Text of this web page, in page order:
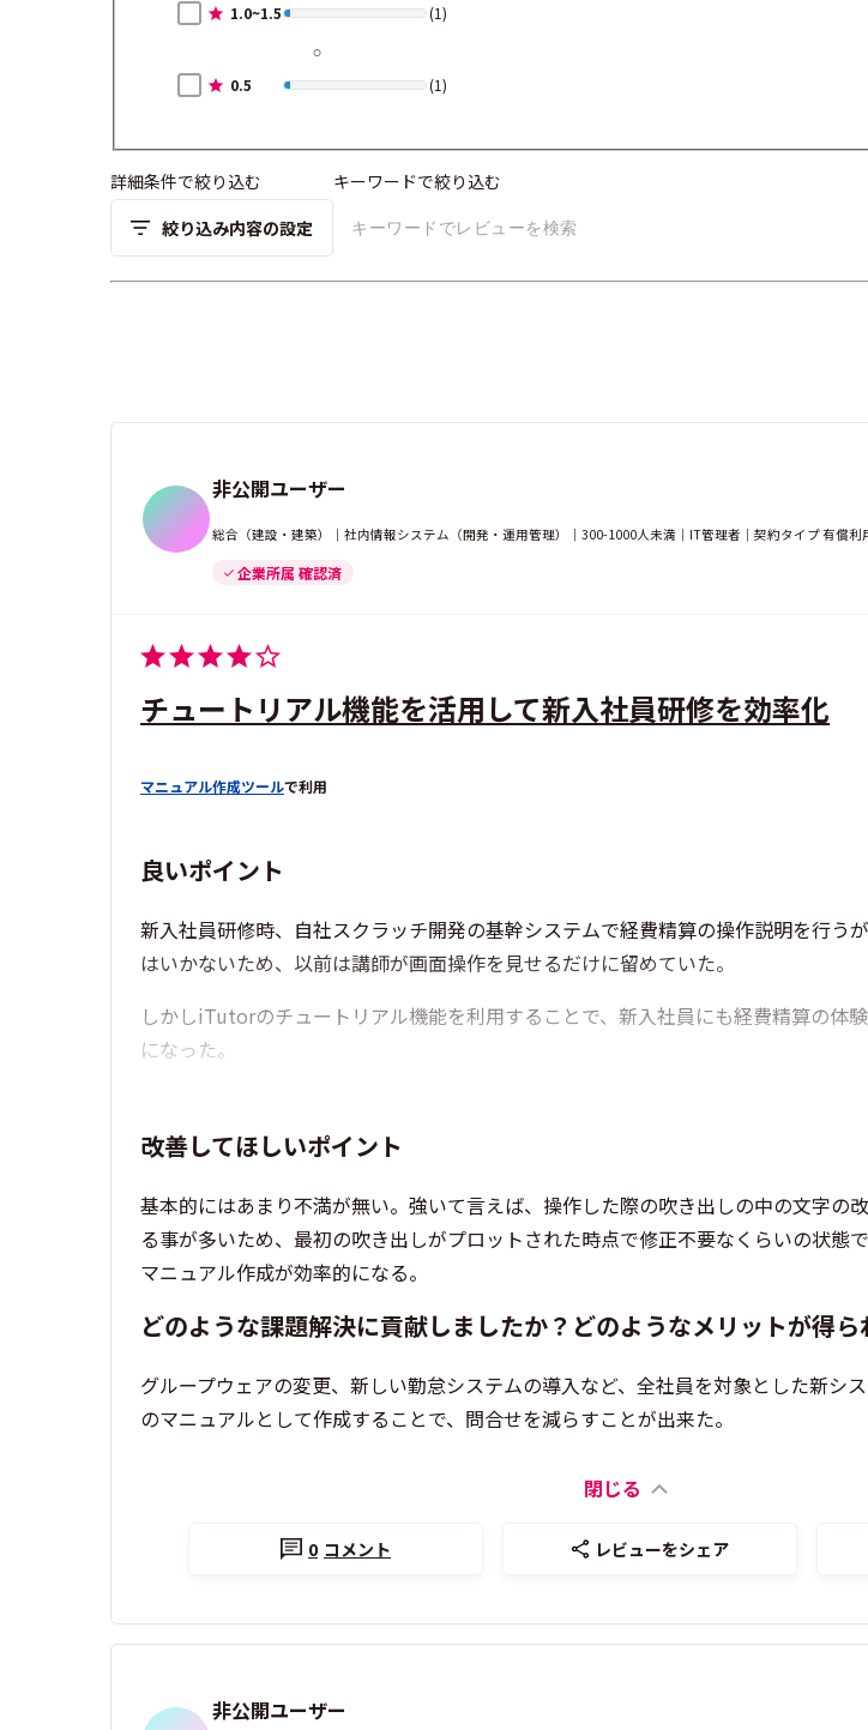
1.0~1.5 (1)
0.5 (1)
詳細条件で絞り込む
絞り込み内容の設定
キーワードで絞り込む
非公開ユーザー
総合（建設・建築）｜社内情報システム（開発・運用管理）｜300-1000人未満｜IT管理者｜契約タイプ 有償利
企業所属 確認済
チュートリアル機能を活用して新入社員研修を効率化
マニュアル作成ツールで利用
良いポイント
新入社員研修時、自社スクラッチ開発の基幹システムで経費精算の操作説明を行う
はいかないため、以前は講師が画面操作を見せるだけに留めていた。
しかしiTutorのチュートリアル機能を利用することで、新入社員にも経費精算の体
になった。
改善してほしいポイント
基本的にはあまり不満が無い。強いて言えば、操作した際の吹き出しの中の文字の
る事が多いため、最初の吹き出しがプロットされた時点で修正不要なくらいの状態
マニュアル作成が効率的になる。
どのような課題解決に貢献しましたか？どのようなメリットが得ら
グループウェアの変更、新しい勤怠システムの導入など、全社員を対象とした新シ
のマニュアルとして作成することで、問合せを減らすことが出来た。
閉じる
0 コメント レビューをシェア
非公開ユーザー